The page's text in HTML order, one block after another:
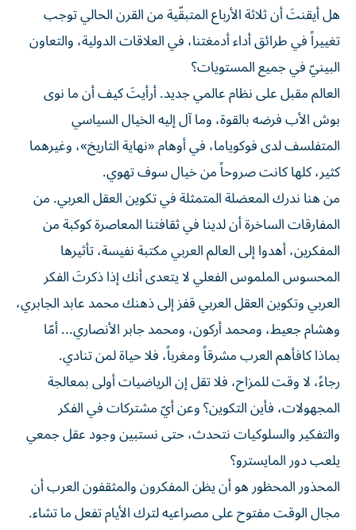
هل أيقنتَ أن ثلاثة الأرباع المتبقّية من القرن الحالي توجب
تغييراً في طرائق أداء أدمغتنا، في العلاقات الدولية، والتعاون
البينيّ في جميع المستويات؟
العالم مقبل على نظام عالمي جديد. أرأيتَ كيف أن ما نوى
بوش الأب فرضه بالقوة، وما آل إليه الخيال السياسي
المتفلسف لدى فوكوياما، في أوهام «نهاية التاريخ»، وغيرهما
كثير، كلها كانت صروحاً من خيال سوف تهوي.
من هنا ندرك المعضلة المتمثلة في تكوين العقل العربي. من
المفارقات الساخرة أن لدينا في ثقافتنا المعاصرة كوكبة من
المفكرين، أهدوا إلى العالم العربي مكتبة نفيسة، تأثيرها
المحسوس الملموس الفعلي لا يتعدى أنك إذا ذكرتَ الفكر
العربي وتكوين العقل العربي قفز إلى ذهنك محمد عابد الجابري،
وهشام جعيط، ومحمد أركون، ومحمد جابر الأنصاري... أمّا
بماذا كافأهم العرب مشرقاً ومغرباً، فلا حياة لمن تنادي.
رجاءً، لا وقت للمزاح، فلا تقل إن الرياضيات أولى بمعالجة
المجهولات، فأين التكوين؟ وعن أيّ مشتركات في الفكر
والتفكير والسلوكيات نتحدث، حتى نستبين وجود عقل جمعي
يلعب دور المايسترو؟
المحذور المحظور هو أن يظن المفكرون والمثقفون العرب أن
مجال الوقت مفتوح على مصراعيه لترك الأيام تفعل ما تشاء.